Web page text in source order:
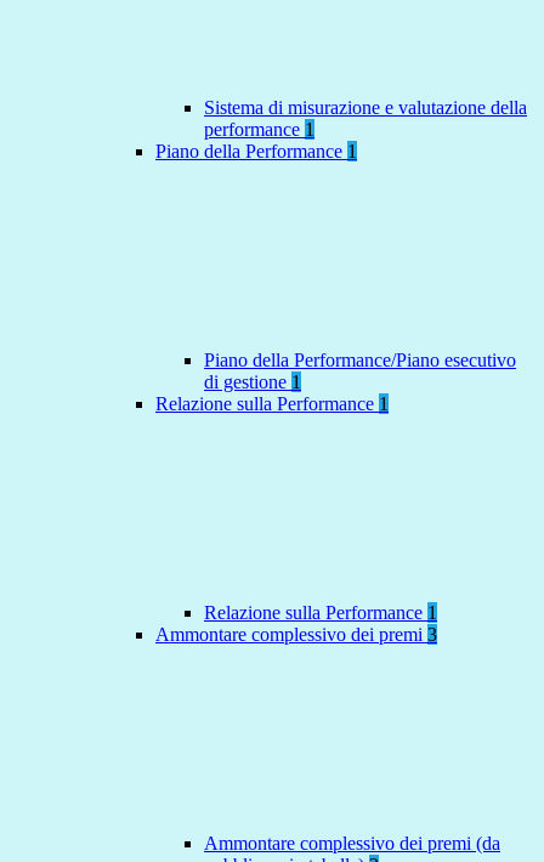
Sistema di misurazione e valutazione della
performance 1
Piano della Performance 1
Piano della Performance/Piano esecutivo
di gestione 1
Relazione sulla Performance 1
Relazione sulla Performance 1
Ammontare complessivo dei premi 3
Ammontare complessivo dei premi (da